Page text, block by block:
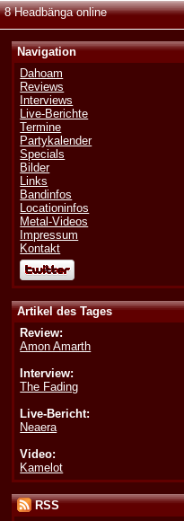
8 Headbänga online
Navigation
Dahoam
Reviews
Interviews
Live-Berichte
Termine
Partykalender
Specials
Bilder
Links
Bandinfos
Locationinfos
Metal-Videos
Impressum
Kontakt
Artikel des Tages
Review:
Amon Amarth
Interview:
The Fading
Live-Bericht:
Neaera
Video:
Kamelot
RSS